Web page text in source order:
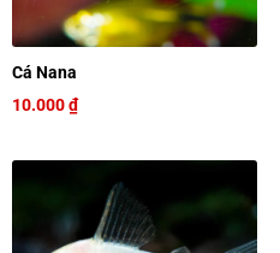
Cá Nana
10.000₫